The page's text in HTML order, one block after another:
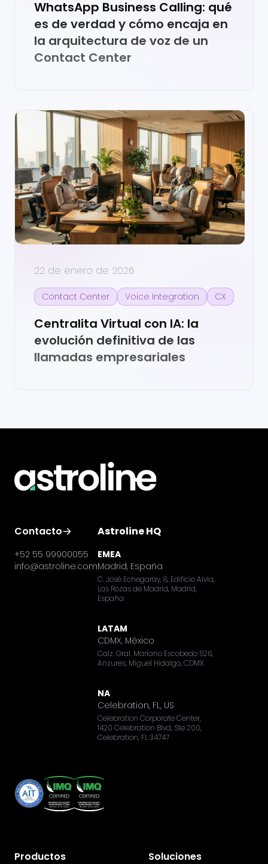
WhatsApp Business Calling: qué
es de verdad y cómo encaja en
la arquitectura de voz de un
Contact Center
22 de enero de 2026
Contact Center Voice Integration CX
Centralita Virtual con IA: la
evolución definitiva de las
llamadas empresariales
Contacto
+52 55 99900055
info@astroline.com
Astroline HQ
EMEA
Madrid, España
C. José Echegaray, 8, Edificio Alvia,
Las Rozas de Madrid, Madrid,
España
LATAM
CDMX, México
Calz. Gral. Mariano Escobedo 526,
Anzures, Miguel Hidalgo, CDMX
NA
Celebration, FL, US
Celebration Corporate Center,
1420 Celebration Blvd, Ste 200,
Celebration, FL 34747
Productos Soluciones